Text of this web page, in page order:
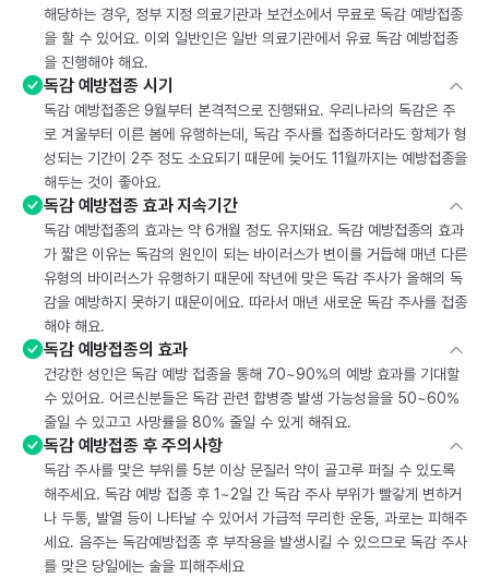
해당하는 경우, 정부 지정 의료기관과 보건소에서 무료로 독감 예방접종
을 할 수 있어요. 이외 일반인은 일반 의료기관에서 유료 독감 예방접종
을 진행해야 해요.
독감 예방접종 시기
독감 예방접종은 9월부터 본격적으로 진행돼요. 우리나라의 독감은 주
로 겨울부터 이른 봄에 유행하는데, 독감 주사를 접종하더라도 항체가 형
성되는 기간이 2주 정도 소요되기 때문에 늦어도 11월까지는 예방접종을
해두는 것이 좋아요.
독감 예방접종 효과 지속기간
독감 예방접종의 효과는 약 6개월 정도 유지돼요. 독감 예방접종의 효과
가 짧은 이유는 독감의 원인이 되는 바이러스가 변이를 거듭해 매년 다른
유형의 바이러스가 유행하기 때문에 작년에 맞은 독감 주사가 올해의 독
감을 예방하지 못하기 때문이에요. 따라서 매년 새로운 독감 주사를 접종
해야 해요.
독감 예방접종의 효과
건강한 성인은 독감 예방 접종을 통해 70~90%의 예방 효과를 기대할
수 있어요. 어르신분들은 독감 관련 합병증 발생 가능성을을 50~60%
줄일 수 있고고 사망률을 80% 줄일 수 있게 해줘요.
독감 예방접종 후 주의사항
독감 주사를 맞은 부위를 5분 이상 문질러 약이 골고루 퍼질 수 있도록
해주세요. 독감 예방 접종 후 1~2일 간 독감 주사 부위가 빨갛게 변하거
나 두통, 발열 등이 나타날 수 있어서 가급적 무리한 운동, 과로는 피해주
세요. 음주는 독감예방접종 후 부작용을 발생시킬 수 있으므로 독감 주사
를 맞은 당일에는 술을 피해주세요